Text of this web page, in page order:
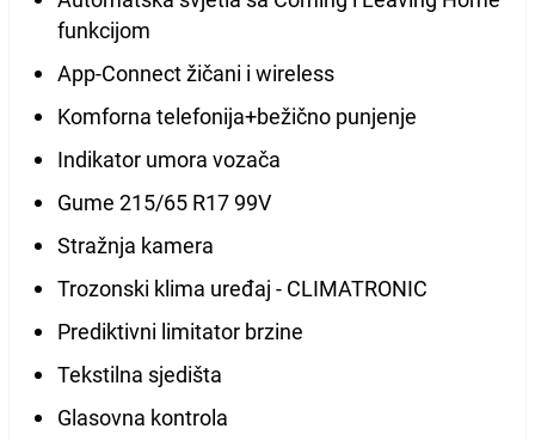
funkcijom
App-Connect žičani i wireless
Komforna telefonija+bežično punjenje
Indikator umora vozača
Gume 215/65 R17 99V
Stražnja kamera
Trozonski klima uređaj - CLIMATRONIC
Prediktivni limitator brzine
Tekstilna sjedišta
Glasovna kontrola